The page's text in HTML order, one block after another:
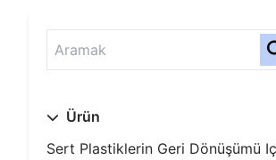
Ürün
Sert Plastiklerin Geri Dönüşümü